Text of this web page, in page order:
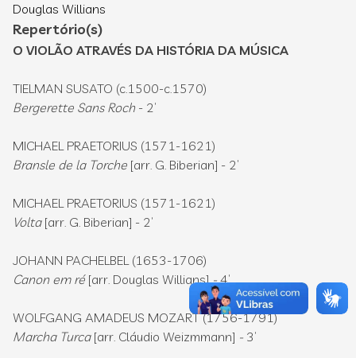
Douglas Willians
Repertório(s)
O VIOLÃO ATRAVÉS DA HISTÓRIA DA MÚSICA
TIELMAN SUSATO (c.1500-c.1570)
Bergerette Sans Roch - 2’
MICHAEL PRAETORIUS (1571-1621)
Bransle de la Torche [arr. G. Biberian] - 2’
MICHAEL PRAETORIUS (1571-1621)
Volta [arr. G. Biberian] - 2’
JOHANN PACHELBEL (1653-1706)
Canon em ré [arr. Douglas Willians]-4’
WOLFGANG AMADEUS MOZART (1756-1791)
Marcha Turca [arr. Cláudio Weizmmann] - 3’